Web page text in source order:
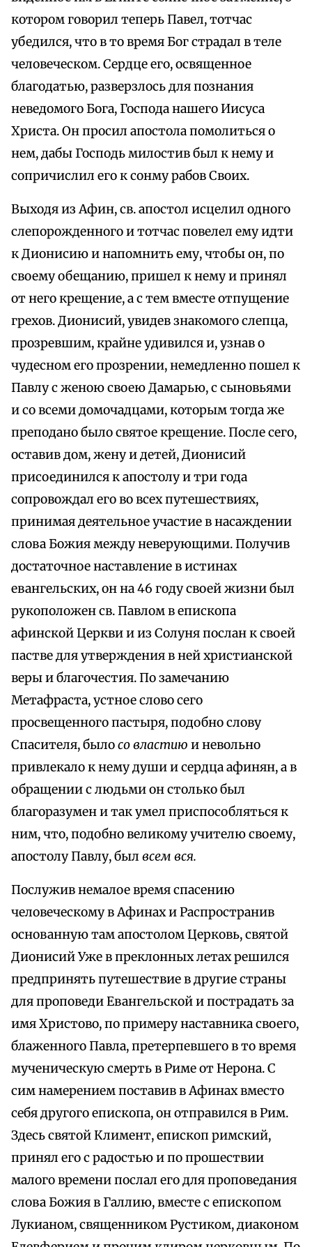
котором говорил теперь Павел, тотчас
убедился, что в то время Бог страдал в теле
человеческом. Сердце его, освященное
благодатью, разверзлось для познания
неведомого Бога, Господа нашего Иисуса
Христа. Он просил апостола помолиться о
нем, дабы Господь милостив был к нему и
сопричислил его к сонму рабов Своих.
Выходя из Афин, св. апостол исцелил одного
слепорожденного и тотчас повелел ему идти
к Дионисию и напомнить ему, чтобы он, по
своему обещанию, пришел к нему и принял
от него крещение, а с тем вместе отпущение
грехов. Дионисий, увидев знакомого слепца,
прозревшим, крайне удивился и, узнав о
чудесном его прозрении, немедленно пошел к
Павлу с женою своею Дамарью, с сыновьями
и со всеми домочадцами, которым тогда же
преподано было святое крещение. После сего,
оставив дом, жену и детей, Дионисий
присоединился к апостолу и три года
сопровождал его во всех путешествиях,
принимая деятельное участие в насаждении
слова Божия между неверующими. Получив
достаточное наставление в истинах
евангельских, он на 46 году своей жизни был
рукоположен св. Павлом в епископа
афинской Церкви и из Солуня послан к своей
пастве для утверждения в ней христианской
веры и благочестия. По замечанию
Метафраста, устное слово сего
просвещенного пастыря, подобно слову
Спасителя, былосо властию и невольно
привлекало к нему души и сердца афинян, а в
обращении с людьми он столько был
благоразумен и так умел приспособляться к
ним, что, подобно великому учителю своему,
апостолу Павлу, был всем вся.
Послужив немалое время спасению
человеческому в Афинах и Распространив
основанную там апостолом Церковь, святой
Дионисий Уже в преклонных летах решился
предпринять путешествие в другие страны
для проповеди Евангельской и пострадать за
имя Христово, по примеру наставника своего,
блаженного Павла, претерпевшего в то время
мученическую смерть в Риме от Нерона. С
сим намерением поставив в Афинах вместо
себя другого епископа, он отправился в Рим.
Здесь святой Климент, епископ римский,
принял его с радостью и по прошествии
малого времени послал его для проповедания
слова Божия в Галлию, вместе с епископом
Лукианом, священником Рустиком, диаконом